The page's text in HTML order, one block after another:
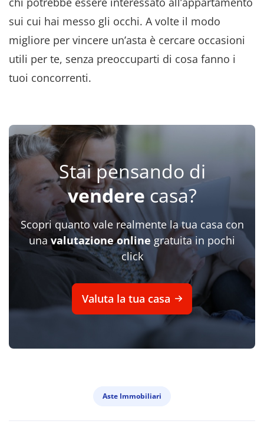
sui cui hai messo gli occhi. A volte il modo
migliore per vincere un’asta è cercare occasioni
utili per te, senza preoccuparti di cosa fanno i
tuoi concorrenti.
Stai pensando di
vendere casa?
Scopri quanto vale realmente la tua casa con
una valutazione onlinegratuita in pochi
click
Valuta la tua casa
Aste Immobiliari